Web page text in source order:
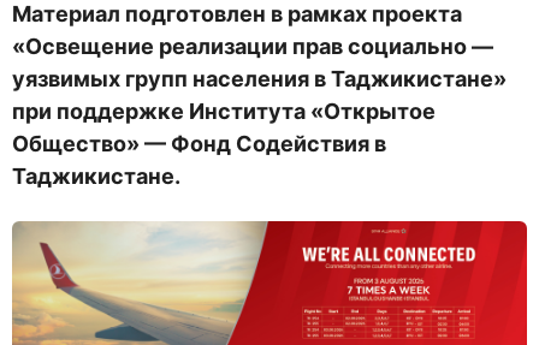
Материал подготовлен в рамках проекта
«Освещение реализации прав социально —
уязвимых групп населения в Таджикистане»
при поддержке Института «Открытое
Общество» — Фонд Содействия в
Таджикистане.